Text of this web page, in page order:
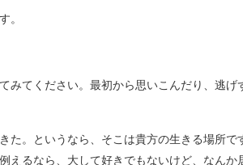
。
みてください。最初から思いこんだり、逃げ
た。というなら、そこは貴方の生きる場所で
えるなら、大して好きでもないけど、なんか